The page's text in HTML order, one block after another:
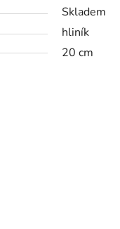
Skladem
hliník
20 cm